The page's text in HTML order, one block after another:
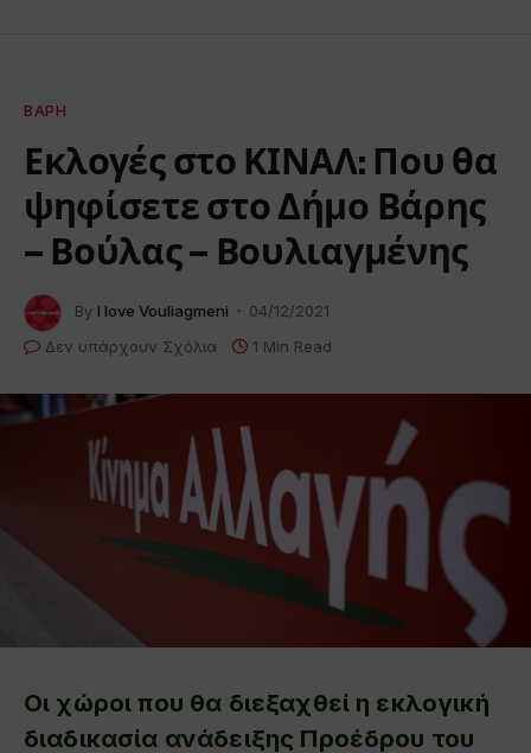
ΒΆΡΗ
Εκλογές στο ΚΙΝΑΛ: Που θα
ψηφίσετε στο Δήμο Βάρης
– Βούλας – Βουλιαγμένης
By I love Vouliagmeni
04/12/2021
Δεν υπάρχουν Σχόλια
1 Min Read
Οι χώροι που θα διεξαχθεί η εκλογική
διαδικασία ανάδειξης Προέδρου του